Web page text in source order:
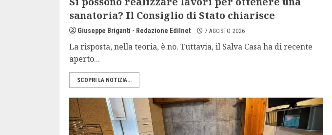
sanatoria? Il Consiglio di Stato chiarisce
Giuseppe Briganti - Redazione Edilnet 7 AGOSTO 2026
La risposta, nella teoria, è no. Tuttavia, il Salva Casa ha di recente
aperto...
SCOPRI LA NOTIZIA...